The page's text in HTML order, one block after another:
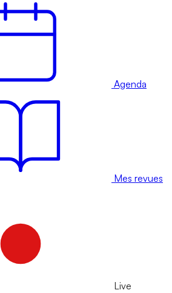
Agenda
Mes revues
Live